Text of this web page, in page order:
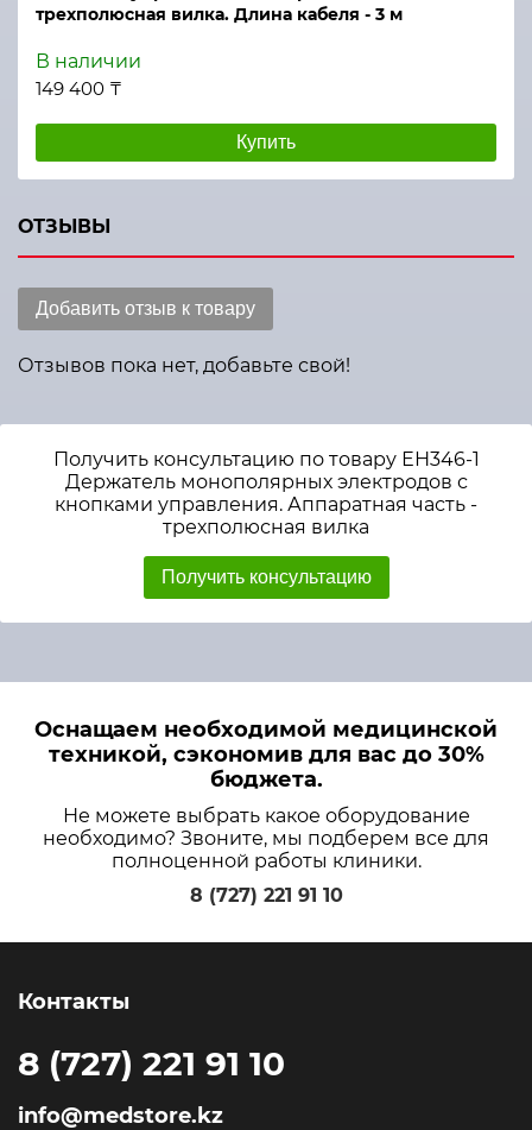
трехполюсная вилка. Длина кабеля - 3 м
В наличии
149 400 ₸
Купить
ОТЗЫВЫ
Добавить отзыв к товару
Отзывов пока нет, добавьте свой!
Получить консультацию по товару ЕН346-1
Держатель монополярных электродов с
кнопками управления. Аппаратная часть -
трехполюсная вилка
Получить консультацию
Оснащаем необходимой медицинской
техникой, сэкономив для вас до 30%
бюджета.
Не можете выбрать какое оборудование
необходимо? Звоните, мы подберем все для
полноценной работы клиники.
8 (727) 221 91 10
Контакты
8 (727) 221 91 10
info@medstore.kz